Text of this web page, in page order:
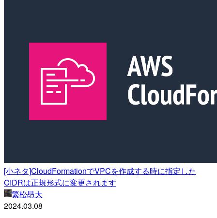
[小ネタ]CloudFormationでVPCを作成する時に指定した
CIDRは正規形式に変更されます
繁松昂大
2024.03.08